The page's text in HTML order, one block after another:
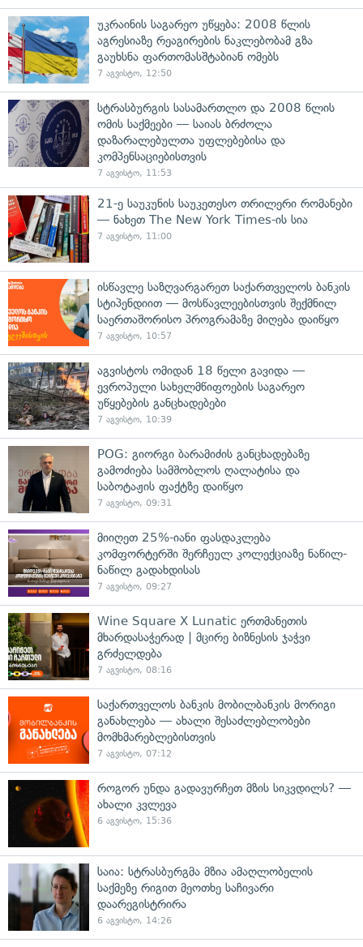
უკრაინის საგარეო უწყება: 2008 წლის
აგრესიაზე რეაგირების ნაკლებობამ გზა
გაუხსნა ფართომასშტაბიან ომებს
7 აგვისტო, 12:50
სტრასბურგის სასამართლო და 2008 წლის
ომის საქმეები — საიას ბრძოლა
დაზარალებულთა უფლებებისა და
კომპენსაციებისთვის
7 აგვისტო, 11:53
21-ე საუკუნის საუკეთესო თრილერი რომანები
— ნახეთ The New York Times-ის სია
7 აგვისტო, 11:00
ისწავლე საზღვარგარეთ საქართველოს ბანკის
სტიპენდიით — მოსწავლეებისთვის შექმნილ
საერთაშორისო პროგრამაზე მიღება დაიწყო
7 აგვისტო, 10:57
აგვისტოს ომიდან 18 წელი გავიდა —
ევროპული სახელმწიფოების საგარეო
უწყებების განცხადებები
7 აგვისტო, 10:39
POG: გიორგი ბარამიძის განცხადებაზე
გამოძიება სამშობლოს ღალატისა და
საბოტაჟის ფაქტზე დაიწყო
7 აგვისტო, 09:31
მიიღეთ 25%-იანი ფასდაკლება
კომფორტერში შერჩეულ კოლექციაზე ნაწილ-
ნაწილ გადახდისას
7 აგვისტო, 09:27
Wine Square X Lunatic ერთმანეთის
მხარდასაჭერად | მცირე ბიზნესის ჯაჭვი
გრძელდება
7 აგვისტო, 08:16
საქართველოს ბანკის მობილბანკის მორიგი
განახლება — ახალი შესაძლებლობები
მომხმარებლებისთვის
7 აგვისტო, 07:12
როგორ უნდა გადავურჩეთ მზის სიკვდილს? —
ახალი კვლევა
6 აგვისტო, 15:36
საია: სტრასბურგმა მზია ამაღლობელის
საქმეზე რიგით მეოთხე საჩივარი
დაარეგისტრირა
6 აგვისტო, 14:26